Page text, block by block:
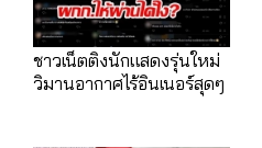
ชาวเน็ตติงนักแสดงรุ่นใหม่
วิมานอากาศไร้อินเนอร์สุดๆ